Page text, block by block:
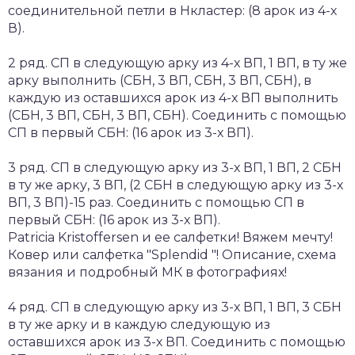
соединительной петли в Нкластер: (8 арок из 4-х
В).
2 ряд. СП в следующую арку из 4-х ВП, 1 ВП, в ту же
арку выполнить (СБН, 3 ВП, СБН, 3 ВП, СБН), в
каждую из оставшихся арок из 4-х ВП выполнить
(СБН, 3 ВП, СБН, 3 ВП, СБН). Соединить с помощью
СП в первый СБН: (16 арок из 3-х ВП).
3 ряд. СП в следующую арку из 3-х ВП, 1 ВП, 2 СБН
в ту же арку, 3 ВП, (2 СБН в следующую арку из 3-х
ВП, 3 ВП)-15 раз. Соединить с помощью СП в
первый СБН: (16 арок из 3-х ВП).
Patricia Kristoffersen и ее салфетки! Вяжем мечту!
Ковер или салфетка "Splendid "! Описание, схема
вязания и подробный МК в фотографиях!
4 ряд. СП в следующую арку из 3-х ВП, 1 ВП, 3 СБН
в ту же арку и в каждую следующую из
оставшихся арок из 3-х ВП. Соединить с помощью